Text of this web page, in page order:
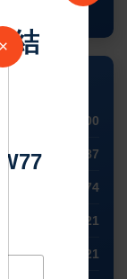
1.00
0.87
0.74
32.21
158.21
結
×